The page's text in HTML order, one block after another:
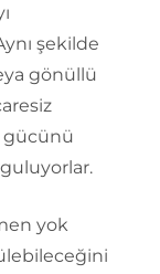
şekilde
gönüllü
gücünü
yok